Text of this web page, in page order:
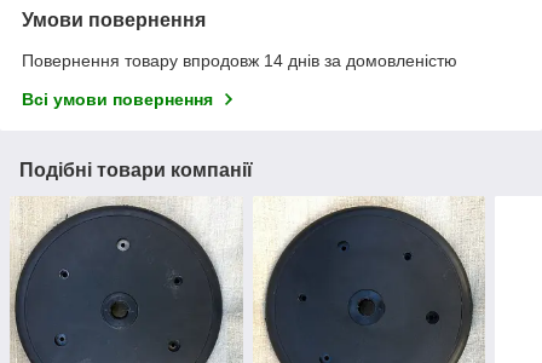
Умови повернення
Повернення товару впродовж 14 днів за домовленістю
Всі умови повернення
Подібні товари компанії